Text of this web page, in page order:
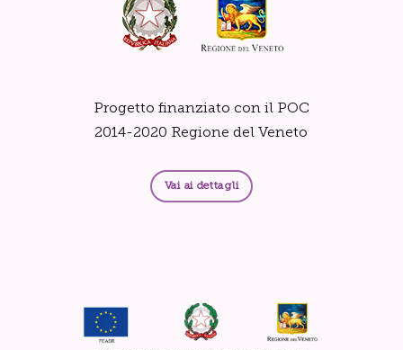
Progetto finanziato con il POC
2014-2020 Regione del Veneto
Vai ai dettagli